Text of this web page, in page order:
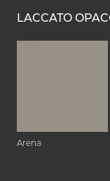
LACCATO
Arena